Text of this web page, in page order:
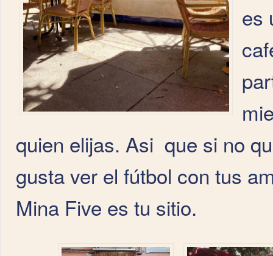
es
quien elijas. Asi que si no
gusta ver el fútbol con tus
Mina Five es tu sitio.